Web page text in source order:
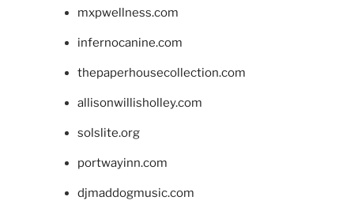
mxpwellness.com
infernocanine.com
thepaperhousecollection.com
allisonwillisholley.com
solslite.org
portwayinn.com
djmaddogmusic.com